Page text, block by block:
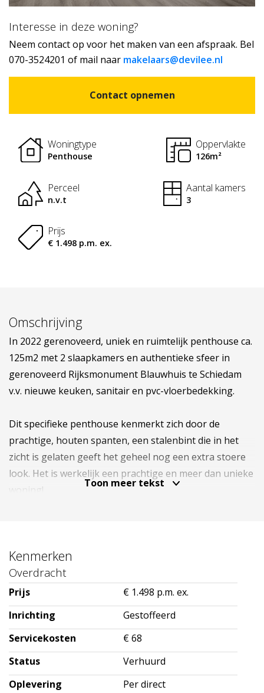
Interesse in deze woning?
Neem contact op voor het maken van een afspraak. Bel
070-3524201 of mail naar makelaars@devilee.nl
Contact opnemen
Woningtype
Penthouse
Oppervlakte
126m²
Perceel
n.v.t
Aantal kamers
3
Prijs
€ 1.498 p.m. ex.
Omschrijving
In 2022 gerenoveerd, uniek en ruimtelijk penthouse ca.
125m2 met 2 slaapkamers en authentieke sfeer in
gerenoveerd Rijksmonument Blauwhuis te Schiedam
v.v. nieuwe keuken, sanitair en pvc-vloerbedekking.
Dit specifieke penthouse kenmerkt zich door de
prachtige, houten spanten, een stalenbint die in het
zicht is gelaten geeft het geheel nog een extra stoere
look. Het is werkelijk een prachtige en meer dan unieke
woning!
*INDELING*
Entree gelegen op de 3e etage. Woonkamer met open
keuken v.v. diverse inbouwapparatuur (koelkast,
combi-oven/magnetron, inductie kookplaat,
vaatwasser, afzuigkap), berging met
wasmachineaansluiting, badkamer rondom betegeld,
zwevend toilet, douchecabine met thermostatische
mengkraan, handdoekradiator en twee wastafels met
mengkranen. Het penthouse is verder v.v. een ACV
Toon meer tekst
Kenmerken
Overdracht
Prijs
€ 1.498 p.m. ex.
Inrichting
Gestoffeerd
Servicekosten
€ 68
Status
Verhuurd
Oplevering
Per direct